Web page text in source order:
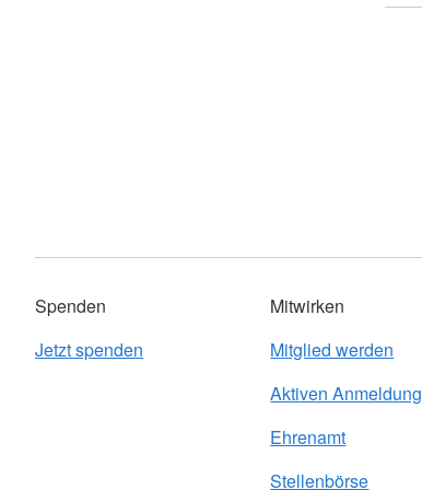
Spenden
Jetzt spenden
Mitwirken
Mitglied werden
Aktiven Anmeldung
Ehrenamt
Stellenbörse